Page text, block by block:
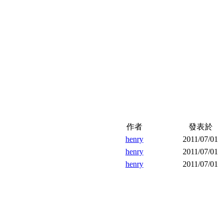
作者
發表於
henry
2011/07/01
henry
2011/07/01
henry
2011/07/01